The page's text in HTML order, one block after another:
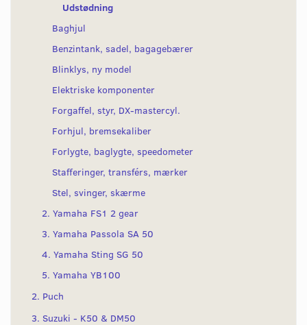
Udstødning
Baghjul
Benzintank, sadel, bagagebærer
Blinklys, ny model
Elektriske komponenter
Forgaffel, styr, DX-mastercyl.
Forhjul, bremsekaliber
Forlygte, baglygte, speedometer
Stafferinger, transférs, mærker
Stel, svinger, skærme
2. Yamaha FS1 2 gear
3. Yamaha Passola SA 50
4. Yamaha Sting SG 50
5. Yamaha YB100
2. Puch
3. Suzuki - K50 & DM50